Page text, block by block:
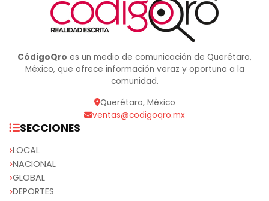
CódigoQro es un medio de comunicación de Querétaro,
México, que ofrece información veraz y oportuna a la
comunidad.
Querétaro, México
ventas@codigoqro.mx
SECCIONES
LOCAL
NACIONAL
GLOBAL
DEPORTES